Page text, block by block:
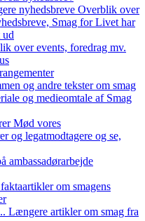
nyhedsbreve Overblik over
Smag for Livet har
ud
over events, foredrag mv.
og andre tekster om smag
og medieomtale af Smag
Mød vores
og legatmodtagere og se,
ambassadørarbejde
om smagens
Længere artikler om smag fra